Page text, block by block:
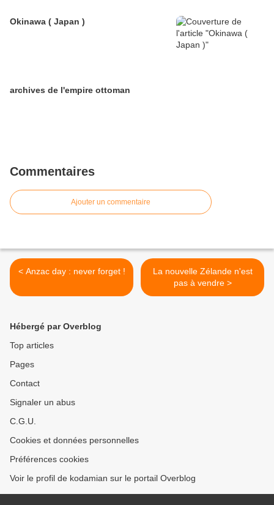
Okinawa ( Japan )
archives de l'empire ottoman
Commentaires
Ajouter un commentaire
< Anzac day : never forget !
La nouvelle Zélande n'est
pas à vendre >
Hébergé par Overblog
Top articles
Pages
Contact
Signaler un abus
C.G.U.
Cookies et données personnelles
Préférences cookies
Voir le profil de kodamian sur le portail Overblog